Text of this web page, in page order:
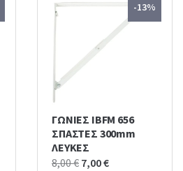
-13%
ΓΩΝΙΕΣ IBFM 656
ΣΠΑΣΤΕΣ 300mm
ΛΕΥΚΕΣ
8,00€ Original
7,00€Current